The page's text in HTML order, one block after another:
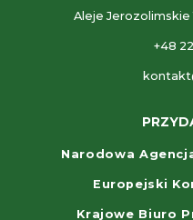
Aleje Jerozolimskie
+48
Narodowa
Europejski
Krajowe Biuro